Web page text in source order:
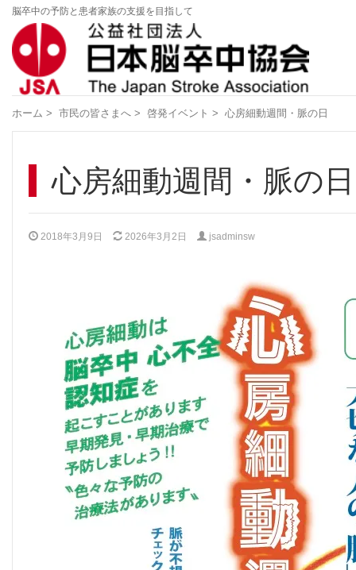
脳卒中の予防と患者家族の支援を目指して
ホーム > 市民の皆さまへ > 啓発イベント > 心房細動週間・脈の日
心房細動週間・脈の日
2018年3月9日 2026年3月2日 jsadminsw